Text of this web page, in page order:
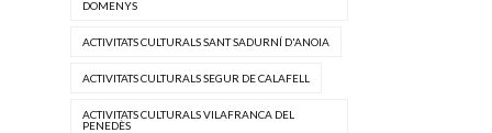
DOMENYS
ACTIVITATS CULTURALS SANT SADURNÍ D'ANOIA
ACTIVITATS CULTURALS SEGUR DE CALAFELL
ACTIVITATS CULTURALS VILAFRANCA DEL
PENEDÈS